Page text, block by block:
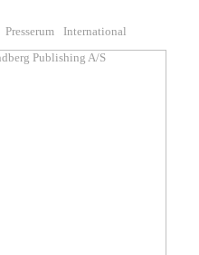
Presserum International